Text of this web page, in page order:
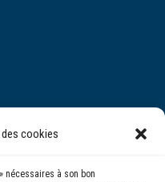
cookies
nécessaires à son bon